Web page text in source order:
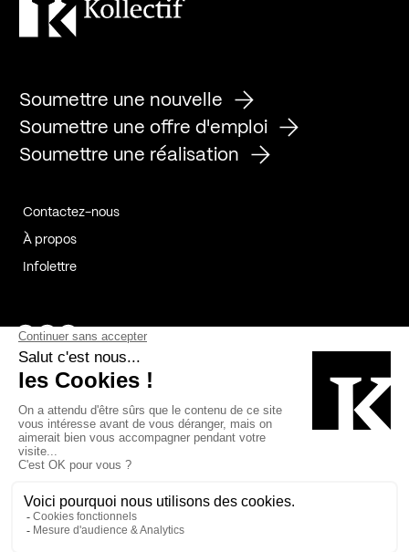
Soumettre une nouvelle
Soumettre une offre d'emploi
Soumettre une réalisation
Contactez-nous
À propos
Infolettre
Page Facebook de Kollectif
Page Instagram de Kollectif
Page Linkedin de Kollectif
Bâtiment-Durable-Québec-1
Esquisses-1
MP-1 v2com-1